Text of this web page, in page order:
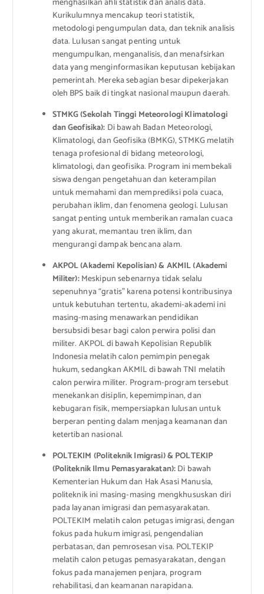
Kurikulumnya mencakup teori statistik,
metodologi pengumpulan data, dan teknik analisis
data. Lulusan sangat penting untuk
mengumpulkan, menganalisis, dan menafsirkan
data yang menginformasikan keputusan kebijakan
pemerintah. Mereka sebagian besar dipekerjakan
oleh BPS baik di tingkat nasional maupun daerah.
STMKG (Sekolah Tinggi Meteorologi Klimatologi
dan Geofisika): Di bawah Badan Meteorologi,
Klimatologi, dan Geofisika (BMKG), STMKG melatih
tenaga profesional di bidang meteorologi,
klimatologi, dan geofisika. Program ini membekali
siswa dengan pengetahuan dan keterampilan
untuk memahami dan memprediksi pola cuaca,
perubahan iklim, dan fenomena geologi. Lulusan
sangat penting untuk memberikan ramalan cuaca
yang akurat, memantau tren iklim, dan
mengurangi dampak bencana alam.
AKPOL (Akademi Kepolisian) & AKMIL (Akademi
Militer):Meskipun sebenarnya tidak selalu
sepenuhnya “gratis” karena potensi kontribusinya
untuk kebutuhan tertentu, akademi-akademi ini
masing-masing menawarkan pendidikan
bersubsidi besar bagi calon perwira polisi dan
militer. AKPOL di bawah Kepolisian Republik
Indonesia melatih calon pemimpin penegak
hukum, sedangkan AKMIL di bawah TNI melatih
calon perwira militer. Program-program tersebut
menekankan disiplin, kepemimpinan, dan
kebugaran fisik, mempersiapkan lulusan untuk
berperan penting dalam menjaga keamanan dan
ketertiban nasional.
POLTEKIM (Politeknik Imigrasi) & POLTEKIP
(Politeknik Ilmu Pemasyarakatan):Di bawah
Kementerian Hukum dan Hak Asasi Manusia,
politeknik ini masing-masing mengkhususkan diri
pada layanan imigrasi dan pemasyarakatan.
POLTEKIM melatih calon petugas imigrasi, dengan
fokus pada hukum imigrasi, pengendalian
perbatasan, dan pemrosesan visa. POLTEKIP
melatih calon petugas pemasyarakatan, dengan
fokus pada manajemen penjara, program
rehabilitasi, dan keamanan narapidana.